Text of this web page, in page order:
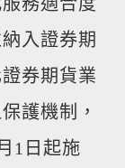
入證券期
券期貨業
護機制，
1日起施